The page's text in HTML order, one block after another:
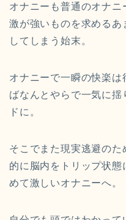
オナニーも普通のオナニ
激が強いものを求める
してしまう始末。
オナニーで一瞬の快楽
ばなんとやらで一気に
ドに。
そこでまた現実逃避の
的に脳内をトリップ状
めて激しいオナニーへ。